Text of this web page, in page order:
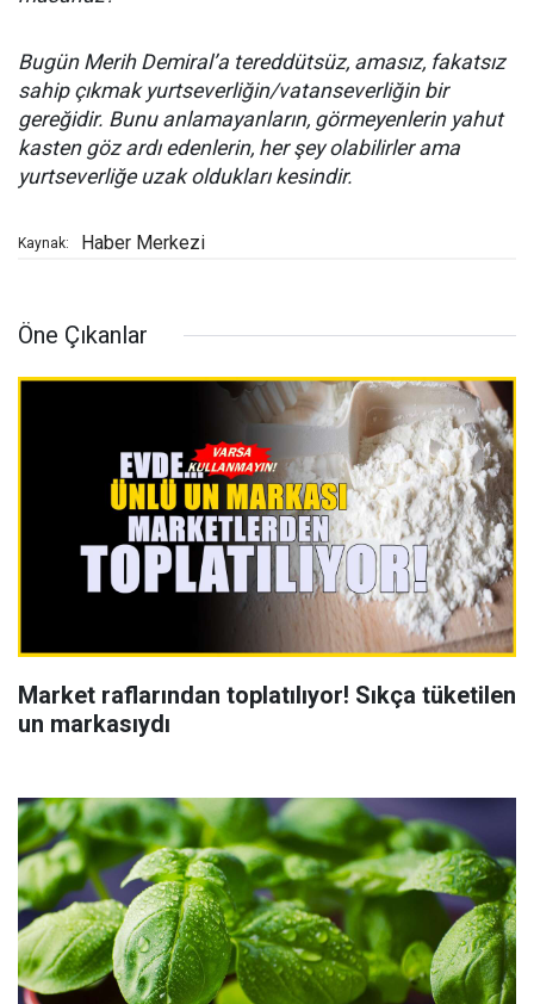
Bugün Merih Demiral’a tereddütsüz, amasız, fakatsız
sahip çıkmak yurtseverliğin/vatanseverliğin bir
gereğidir. Bunu anlamayanların, görmeyenlerin yahut
kasten göz ardı edenlerin, her şey olabilirler ama
yurtseverliğe uzak oldukları kesindir.
Kaynak: Haber Merkezi
Öne Çıkanlar
Market raflarından toplatılıyor! Sıkça tüketilen
un markasıydı